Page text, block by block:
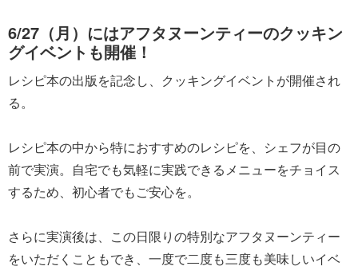
6/27（月）にはアフタヌーンティーのクッキン
グイベントも開催！
レシピ本の出版を記念し、クッキングイベントが開催され
る。
レシピ本の中から特におすすめのレシピを、シェフが目の
前で実演。自宅でも気軽に実践できるメニューをチョイス
するため、初心者でもご安心を。
さらに実演後は、この日限りの特別なアフタヌーンティー
をいただくこともでき、一度で二度も三度も美味しいイベ